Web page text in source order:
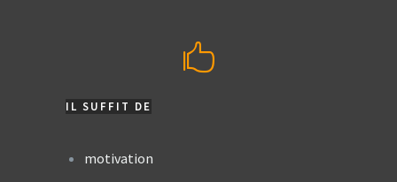
IL SUFFIT DE
motivation